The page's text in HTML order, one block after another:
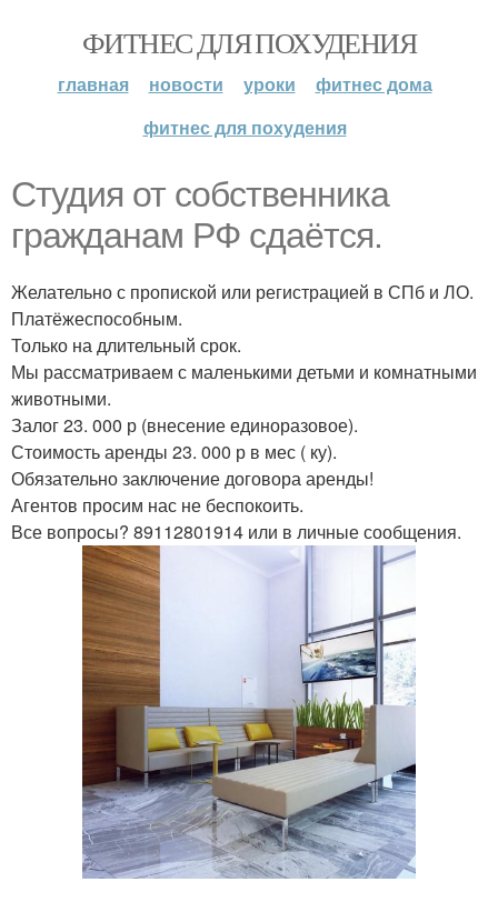
ФИТНЕС ДЛЯ ПОХУДЕНИЯ
главная новости уроки
фитнес дома
фитнес для похудения
Студия от собственника
гражданам РФ сдаётся.
Желательно с пропиской или регистрацией в СПб и ЛО.
Платёжеспособным.
Только на длительный срок.
Мы рассматриваем с маленькими детьми и комнатными
животными.
Залог 23. 000 р (внесение единоразовое).
Стоимость аренды 23. 000 р в мес ( ку).
Обязательно заключение договора аренды!
Агентов просим нас не беспокоить.
Все вопросы? 89112801914 или в личные сообщения.